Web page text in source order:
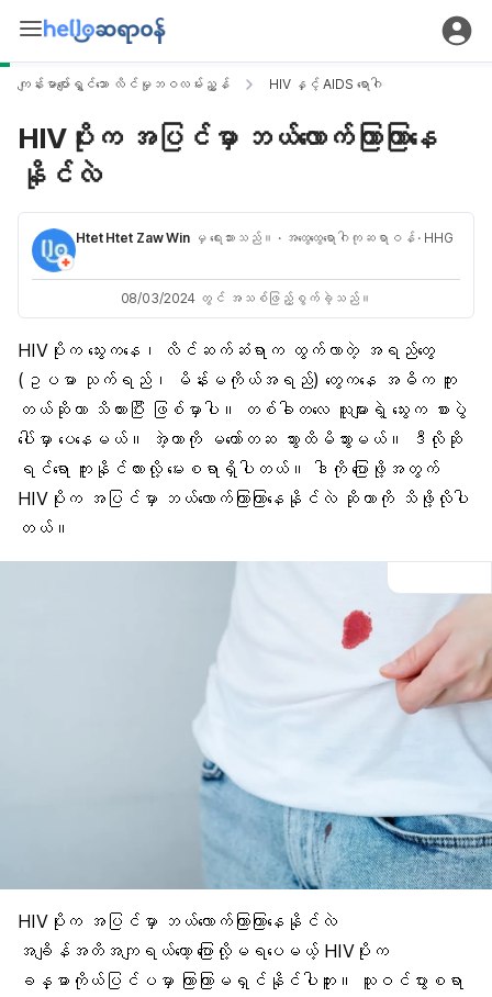
ကျန်းမာပျော်ရွှင်သော လိင်မှုဘဝလမ်းညွှန် HIV နှင့် AIDS ရောဂါ
HIVပိုးက အပြင်မှာ ဘယ်လောက်ကြာကြာနေ
နိုင်လဲ
Htet Htet Zaw Winမှ ရေးသားသည်။ · အထွေထွေရောဂါကုဆရာဝန်· HHG
08/03/2024 တွင် အသစ်ဖြည့်စွက်ခဲ့သည်။
HIVပိုးက သွေးကနေ၊ လိင်ဆက်ဆံရာက ထွက်လာတဲ့ အရည်တွေ
(ဥပမာ သုက်ရည်၊ မိန်းမကိုယ်အရည်) တွေကနေ အဓိက ကူး
တယ်ဆိုတာ သိထားပြီး ဖြစ်မှာပါ။ တစ်ခါတလေ သူများရဲ့ သွေးက စားပွဲ
ပေါ်မှာ ပေနေမယ်။ အဲ့တာကို မတော်တဆ သွားထိမိသွားမယ်။ ဒီလိုဆို
ရင်ရော ကူးနိုင်လားလို့ မေးစရာရှိပါတယ်။ ဒါကို ပြောဖို့အတွက်
HIVပိုးက အပြင်မှာ ဘယ်လောက်ကြာကြာနေနိုင်လဲ ဆိုတာကို သိဖို့လိုပါ
တယ်။
HIVပိုးက အပြင်မှာ ဘယ်လောက်ကြာကြာနေနိုင်လဲ
အချိန်အတိအကျရယ်တော့ ပြောလို့မရပေမယ့် HIVပိုး က
ခန္ဓာကိုယ်ပြင်ပမှာ ကြာကြာမရှင်နိုင်ပါဘူး။ သူဝင်ပွားစရာ